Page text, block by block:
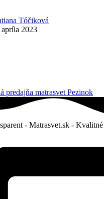
Tóčiková
apríla 2023
predajňa matrasvet Pezinok